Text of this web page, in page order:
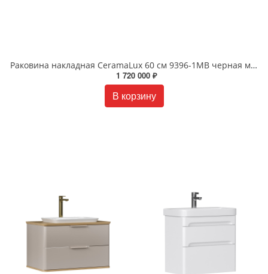
Раковина накладная CeramaLux 60 см 9396-1МВ черная матовая
1 720 000 ₽
В корзину